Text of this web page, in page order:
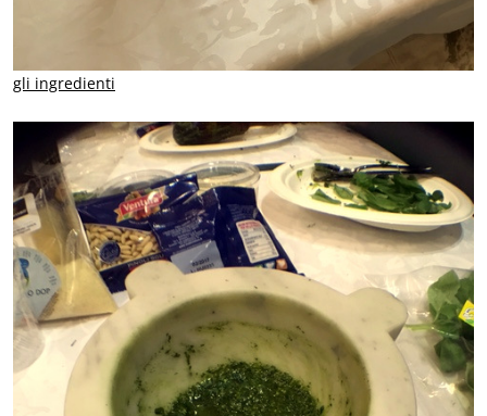
gli ingredienti